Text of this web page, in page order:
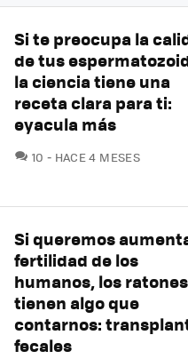
Si te preocupa la
de tus
la ciencia tiene una
receta clara para ti:
eyacula más
10 COMENTARIOS
HACE 4 MESES
Si queremos
fertilidad de los
humanos, los ratones
tienen algo que
contarnos:
fecales